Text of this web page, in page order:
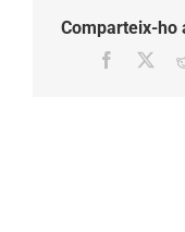
Comparteix-ho
Facebook